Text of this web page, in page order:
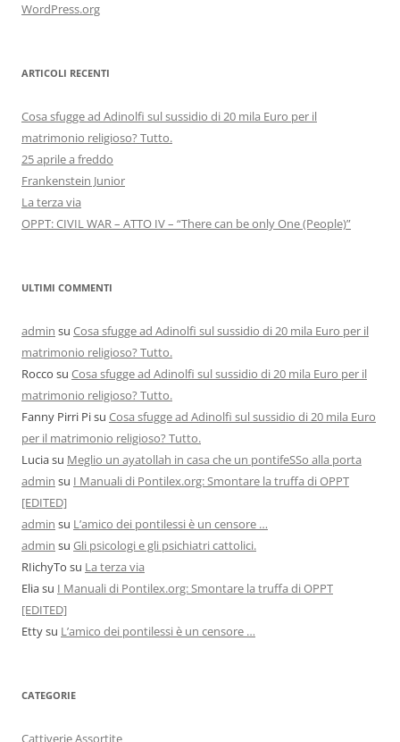
WordPress.org
ARTICOLI RECENTI
Cosa sfugge ad Adinolfi sul sussidio di 20 mila Euro per il
matrimonio religioso? Tutto.
25 aprile a freddo
Frankenstein Junior
La terza via
OPPT: CIVIL WAR – ATTO IV – “There can be only One (People)”
ULTIMI COMMENTI
admin su Cosa sfugge ad Adinolfi sul sussidio di 20 mila Euro per il
matrimonio religioso? Tutto.
Rocco su Cosa sfugge ad Adinolfi sul sussidio di 20 mila Euro per il
matrimonio religioso? Tutto.
Fanny Pirri Pisu Cosa sfugge ad Adinolfi sul sussidio di 20 mila Euro
per il matrimonio religioso? Tutto.
Luciasu Meglio un ayatollah in casa che un pontifeSSo alla porta
admin su I Manuali di Pontilex.org: Smontare la truffa di OPPT
[EDITED]
admin su L’amico dei pontilessi è un censore …
admin su Gli psicologi e gli psichiatri cattolici.
RIichyTo su La terza via
Eliasu I Manuali di Pontilex.org: Smontare la truffa di OPPT
[EDITED]
Ettysu L’amico dei pontilessi è un censore …
CATEGORIE
Cattiverie Assortite